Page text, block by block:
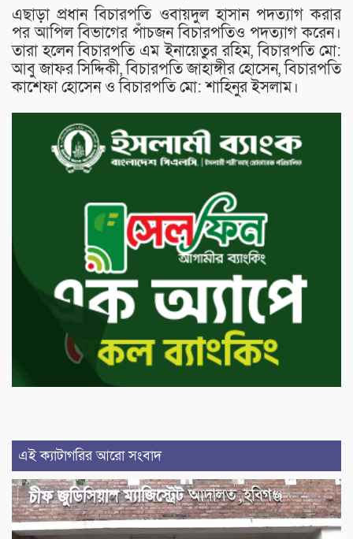
এছাড়া প্রধান বিচারপতি ওবায়দুল হাসান পদত্যাগ করার
পর আপিল বিভাগের পাঁচজন বিচারপতিও পদত্যাগ করেন।
তারা হলেন বিচারপতি এম ইনায়েতুর রহিম, বিচারপতি মো:
আবু জাফর সিদ্দিকী, বিচারপতি জাহাঙ্গীর হোসেন, বিচারপতি
কাশেফা হোসেন ও বিচারপতি মো: শাহিনুর ইসলাম।
এই ক্যাটাগরির আরো সংবাদ